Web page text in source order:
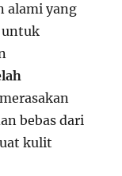
alami yang
untuk
bebas dari
kulit